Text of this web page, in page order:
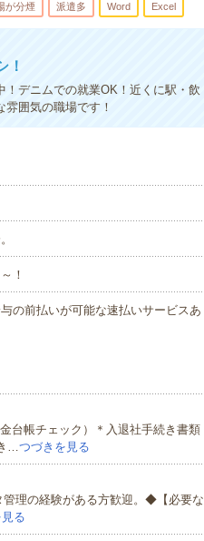
が分煙 派遣多 Word Excel
！
デニムでの就業OK！近くに駅・飲
囲気の職場です！
！
前払いが可能な速払いサービスあ
台帳チェック）＊入退社手続き書類
…つづきを見る
理の経験がある方歓迎。◆【必要な
る